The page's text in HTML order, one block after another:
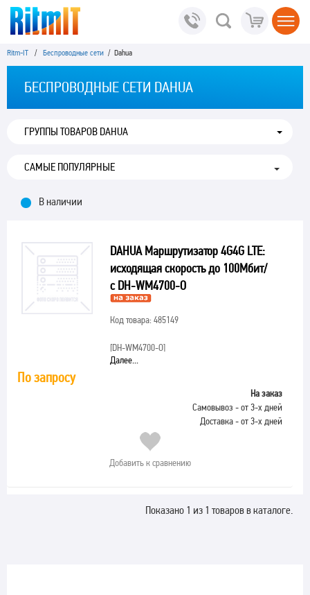
Ritm-IT / Беспроводные сети / Dahua
БЕСПРОВОДНЫЕ СЕТИ DAHUA
ГРУППЫ ТОВАРОВ DAHUA
В наличии
DAHUA Маршрутизатор 4G4G LTE:
исходящая скорость до 100Мбит/
с DH-WM4700-O
Код товара: 485149
[DH-WM4700-O]
Далее...
По запросу
На заказ
Самовывоз - от 3-х дней
Доставка - от 3-х дней
Добавить к сравнению
Показано 1 из 1 товаров в каталоге.